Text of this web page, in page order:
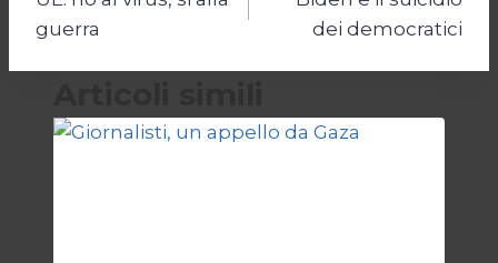
articoli
guerra
dei democratici